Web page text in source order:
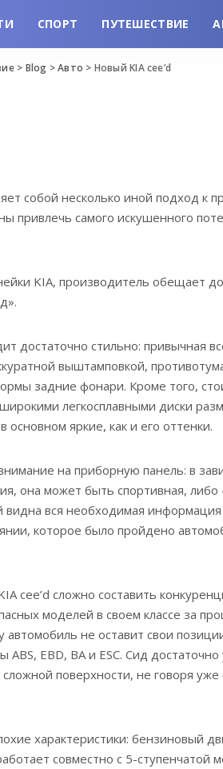
СПОРТ ПУТЕШЕСТВИЕ
> Blog >Авто > Новый KIA cee’d
собой несколько иной подход к
привлечь самого искушенного
KIA, производитель обещает
достаточно стильно: привычная
выштамповкой,
задние фонари. Кроме того,
легкосплавными диски
яркие, как и его оттенки.
на приборную панель: в
она может быть спортивная, либо
вся необходимая информация
которое было пройдено
cee’d сложно составить
моделей в своем классе за
автомобиль не оставит свои
EBD, BA и ESC. Сид достаточно
поверхности, не говоря
характеристики: бензиновый
совместно с 5-ступенчатой